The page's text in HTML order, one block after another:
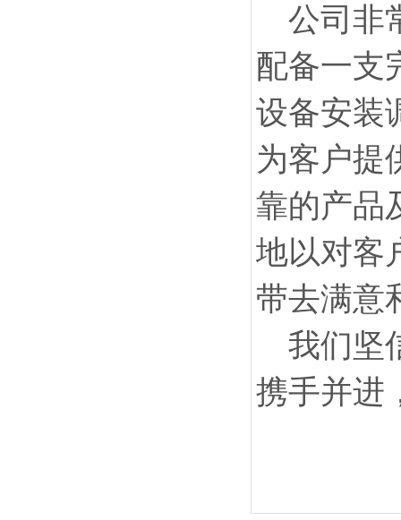
公司非
配备一支
设备安装
为客户提
靠的产品
地以对客
带去满意
我们坚
携手并进